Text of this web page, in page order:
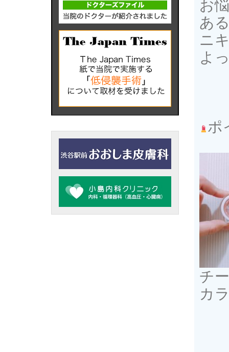
お
あ
ニ
よ
ポ
チ
カ